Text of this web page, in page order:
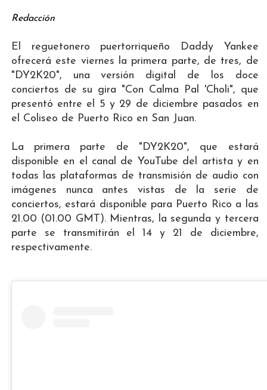
Redacción
El reguetonero puertorriqueño Daddy Yankee
ofrecerá este viernes la primera parte, de tres, de
"DY2K20", una versión digital de los doce
conciertos de su gira "Con Calma Pal 'Choli", que
presentó entre el 5 y 29 de diciembre pasados en
el Coliseo de Puerto Rico en San Juan.
La primera parte de "DY2K20", que estará
disponible en el canal de YouTube del artista y en
todas las plataformas de transmisión de audio con
imágenes nunca antes vistas de la serie de
conciertos, estará disponible para Puerto Rico a las
21.00 (01.00 GMT). Mientras, la segunda y tercera
parte se transmitirán el 14 y 21 de diciembre,
respectivamente.